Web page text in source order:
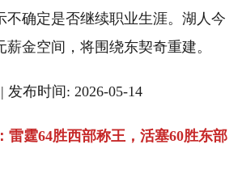
不确定是否继续职业生涯。湖人今
薪金空间，将围绕东契奇重建。
发布时间: 2026-05-14
雷霆64胜西部称王，活塞60胜东部